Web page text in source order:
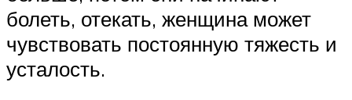
болеть, отекать, женщина может
чувствовать постоянную тяжесть и
усталость.